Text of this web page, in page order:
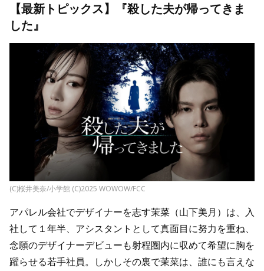
【最新トピックス】『殺した夫が帰ってきま
した』
(C)桜井美奈/小学館 (C)2025 WOWOW/FCC
アパレル会社でデザイナーを志す茉菜（山下美月）は、入
社して１年半、アシスタントとして真面目に努力を重ね、
念願のデザイナーデビューも射程圏内に収めて希望に胸を
躍らせる若手社員。しかしその裏で茉菜は、誰にも言えな